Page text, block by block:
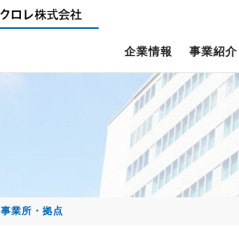
企業情報
沿革
事業紹介
事業所・拠点